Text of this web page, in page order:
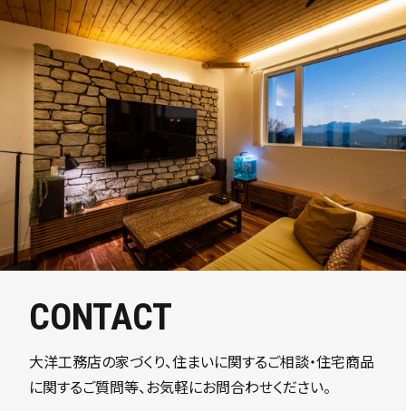
CONTACT
大洋工務店の家づくり、住まいに関するご相談・住宅商品
に関するご質問等、お気軽にお問合わせください。